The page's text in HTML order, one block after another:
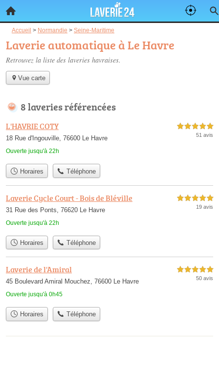
Accueil > Normandie > Seine-Maritime
Laverie automatique à Le Havre
Retrouvez la liste des laveries havraises.
Vue carte
8 laveries référencées
L'HAVRIE COTY
18 Rue d'Ingouville, 76600 Le Havre
Ouverte jusqu'à 22h
5,0 étoiles sur 5
51 avis
Horaires Téléphone
Laverie Cycle Court - Bois de Bléville
31 Rue des Ponts, 76620 Le Havre
Ouverte jusqu'à 22h
5,0 étoiles sur 5
19 avis
Horaires Téléphone
Laverie de l'Amiral
45 Boulevard Amiral Mouchez, 76600 Le Havre
Ouverte jusqu'à 0h45
5,0 étoiles sur 5
50 avis
Horaires Téléphone